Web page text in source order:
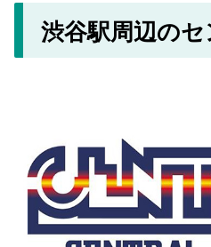
渋谷駅周辺の